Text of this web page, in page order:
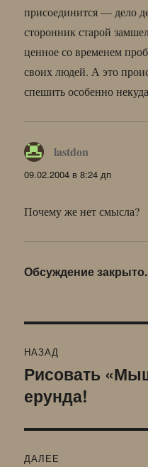
присоединится — дело
сторонник старой
ценное со временем
своих людей. А это
спешить особенно
lastdon
09.02.2004 в 8:24 дп
Почему же нет смысла?
Обсуждение закрыто.
по
записям
НАЗАД
Предыдущая
запись:
Рисовать
ерунда!
ДАЛЕЕ